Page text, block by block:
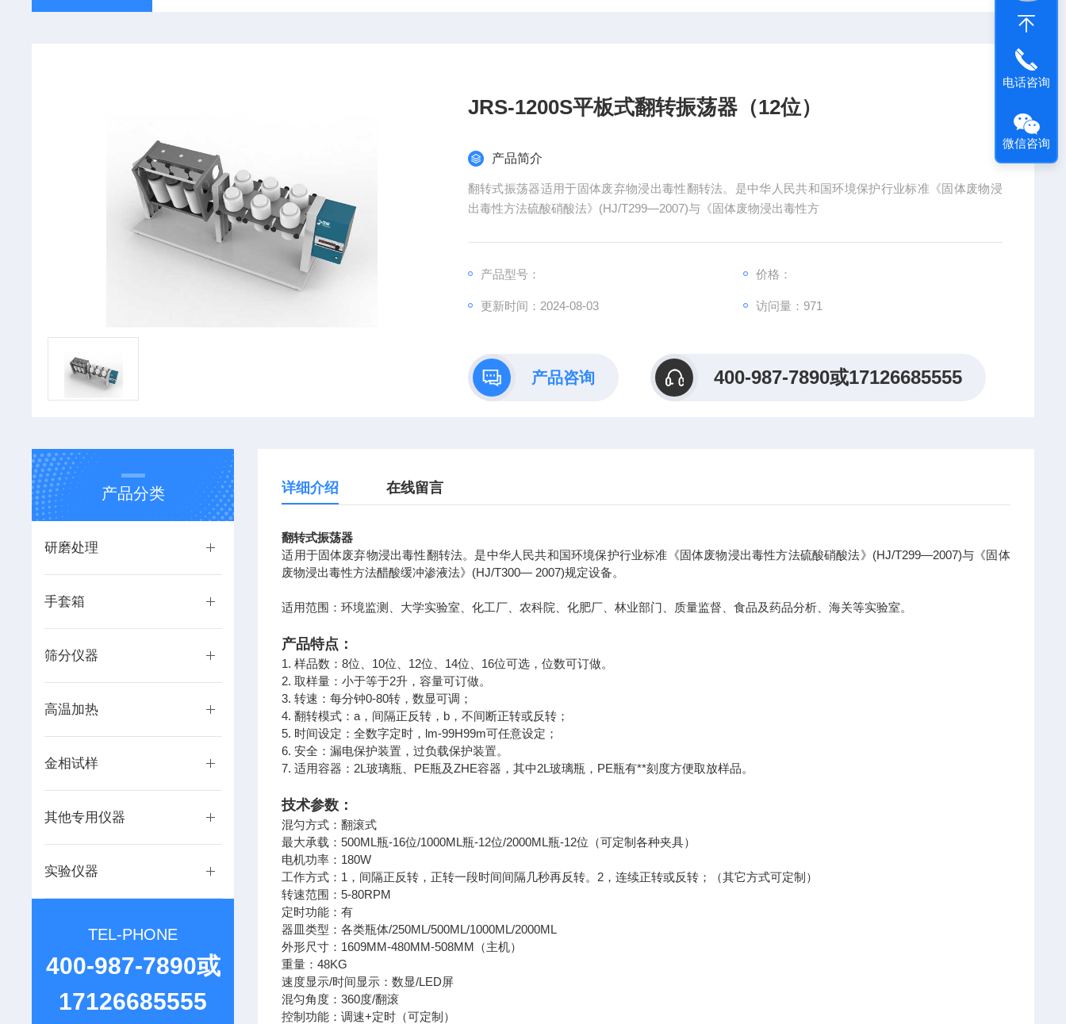
JRS-1200S平板式翻转振荡器（12位）
产品简介
翻转式振荡器适用于固体废弃物浸出毒性翻转法。是中华人民共和国环境保护行业标准《固体废物浸
出毒性方法硫酸硝酸法》(HJ/T299—2007)与《固体废物浸出毒性方
产品型号： 价格：
更新时间：2024-08-03 访问量： 971
产品咨询 400-987-7890或17126685555
产品分类
研磨处理
手套箱
筛分仪器
高温加热
金相试样
其他专用仪器
实验仪器
TEL-PHONE
400-987-7890或
17126685555
详细介绍 在线留言
翻转式振荡器
适用于固体废弃物浸出毒性翻转法。是中华人民共和国环境保护行业标准《固体废物浸出毒性方法硫酸硝酸法》(HJ/T299—2007)与《固体
废物浸出毒性方法醋酸缓冲渗液法》(HJ/T300— 2007)规定设备。
适用范围：环境监测、大学实验室、化工厂、农科院、化肥厂、林业部门、质量监督、食品及药品分析、海关等实验室。
产品特点：
1. 样品数：8位、10位、12位、14位、16位可选，位数可订做。
2. 取样量：小于等于2升，容量可订做。
3. 转速：每分钟0-80转，数显可调；
4. 翻转模式：a，间隔正反转，b，不间断正转或反转；
5. 时间设定：全数字定时，lm-99H99m可任意设定；
6. 安全：漏电保护装置，过负载保护装置。
7. 适用容器：2L玻璃瓶、PE瓶及ZHE容器，其中2L玻璃瓶，PE瓶有**刻度方便取放样品。
技术参数：
混匀方式：翻滚式
最大承载：500ML瓶-16位/1000ML瓶-12位/2000ML瓶-12位（可定制各种夹具）
电机功率：180W
工作方式：1，间隔正反转，正转一段时间间隔几秒再反转。2，连续正转或反转；（其它方式可定制）
转速范围：5-80RPM
定时功能：有
器皿类型：各类瓶体/250ML/500ML/1000ML/2000ML
外形尺寸：1609MM-480MM-508MM（主机）
重量：48KG
速度显示/时间显示：数显/LED屏
混匀角度：360度/翻滚
控制功能：调速+定时（可定制）
电话咨询
微信咨询